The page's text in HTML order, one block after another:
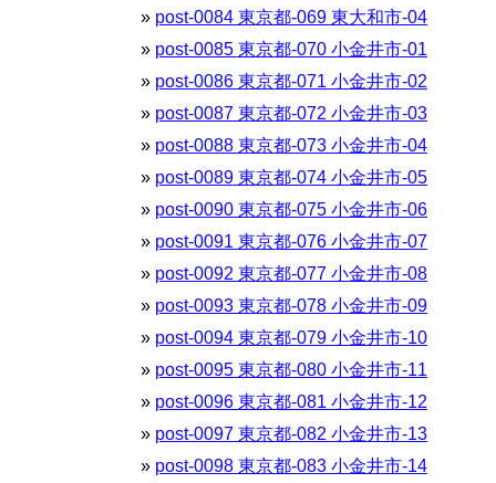
post-0084 東京都-069 東大和市-04
post-0085 東京都-070 小金井市-01
post-0086 東京都-071 小金井市-02
post-0087 東京都-072 小金井市-03
post-0088 東京都-073 小金井市-04
post-0089 東京都-074 小金井市-05
post-0090 東京都-075 小金井市-06
post-0091 東京都-076 小金井市-07
post-0092 東京都-077 小金井市-08
post-0093 東京都-078 小金井市-09
post-0094 東京都-079 小金井市-10
post-0095 東京都-080 小金井市-11
post-0096 東京都-081 小金井市-12
post-0097 東京都-082 小金井市-13
post-0098 東京都-083 小金井市-14